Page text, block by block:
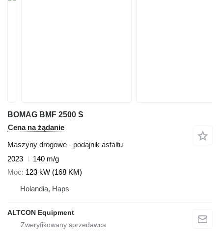
BOMAG BMF 2500 S
Cena na żądanie
Maszyny drogowe - podajnik asfaltu
2023
140 m/g
Moc 123 kW (168 KM)
Holandia, Haps
ALTCON Equipment